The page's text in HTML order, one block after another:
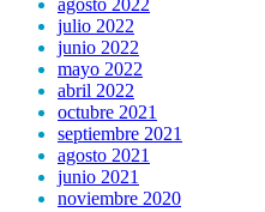
agosto 2022
julio 2022
junio 2022
mayo 2022
abril 2022
octubre 2021
septiembre 2021
agosto 2021
junio 2021
noviembre 2020